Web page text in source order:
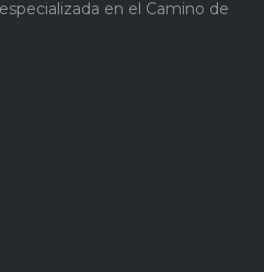
en el Camino de